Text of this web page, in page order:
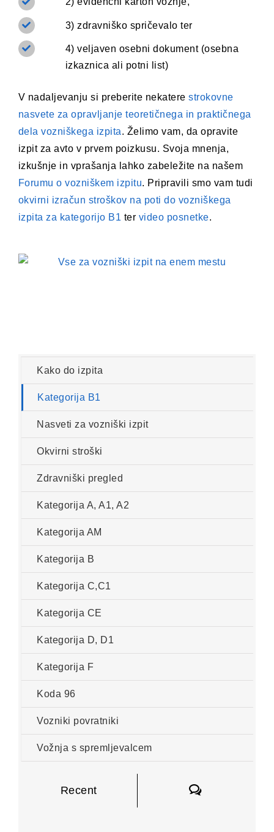
3) zdravniško spričevalo ter
4) veljaven osebni dokument (osebna
izkaznica ali potni list)
V nadaljevanju si preberite nekaterestrokovne
nasvete za opravljanje teoretičnega in praktičnega
dela vozniškega izpita. Želimo vam, da opravite
izpit za avto v prvem poizkusu. Svoja mnenja,
izkušnje in vprašanja lahko zabeležite na našem
Forumu o vozniškem izpitu. Pripravili smo vam tudi
okvirni izračun stroškov na poti do vozniškega
izpita za kategorijo B1 ter video posnetke.
Kako do izpita
Kategorija B1
Nasveti za vozniški izpit
Okvirni stroški
Zdravniški pregled
Kategorija A, A1, A2
Kategorija AM
Kategorija B
Kategorija C,C1
Kategorija CE
Kategorija D, D1
Kategorija F
Koda 96
Vozniki povratniki
Vožnja s spremljevalcem
Recent Komentarji